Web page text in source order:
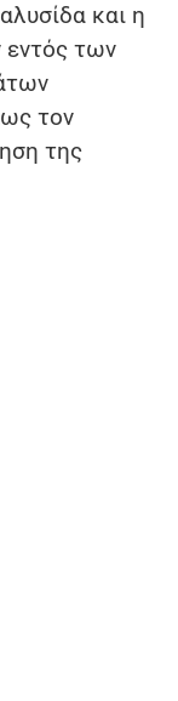
και η
εντός των
τον
της